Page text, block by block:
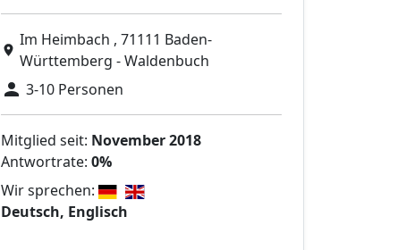
Im Heimbach , 71111 Baden-
Württemberg - Waldenbuch
3-10 Personen
Mitglied seit: November 2018
Antwortrate: 0%
Wir sprechen:
Deutsch, Englisch